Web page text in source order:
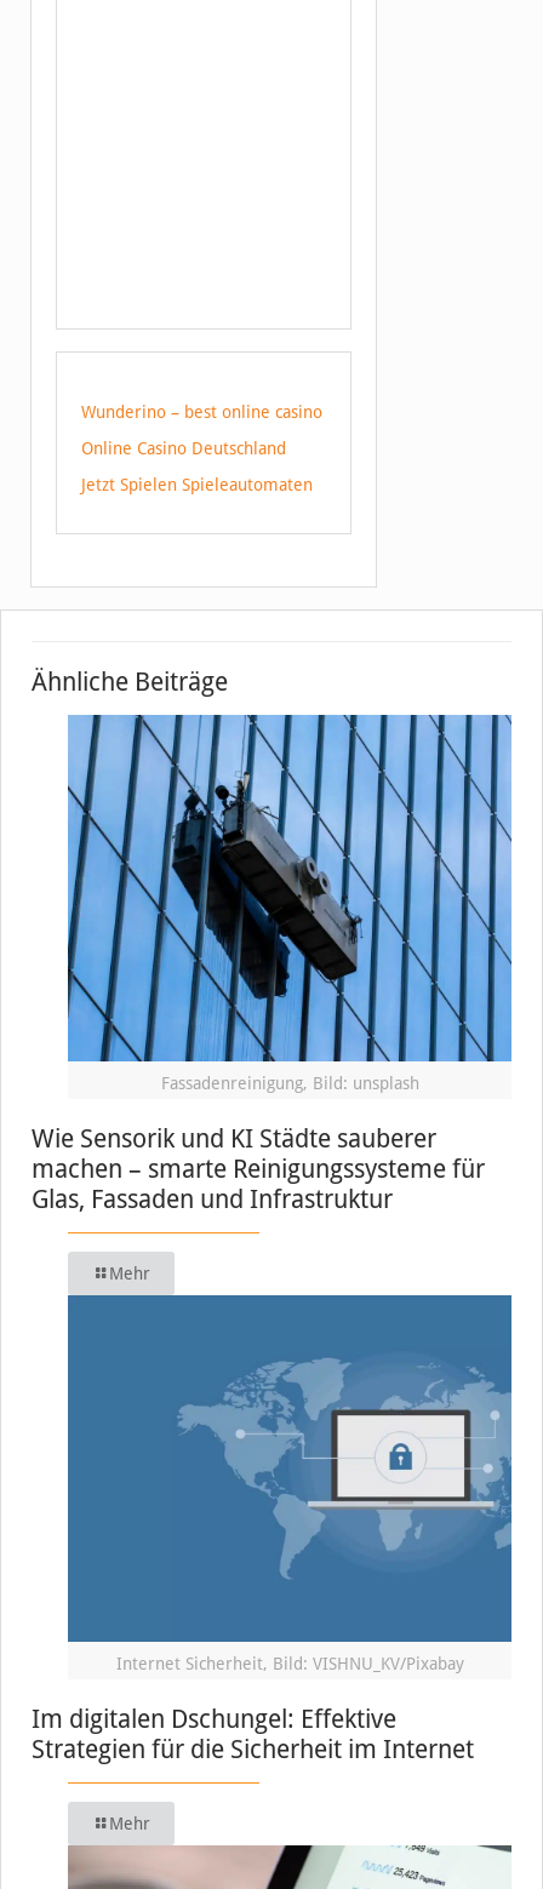
Wunderino – best online casino
Online Casino Deutschland
Jetzt Spielen Spieleautomaten
Ähnliche Beiträge
Fassadenreinigung, Bild: unsplash
Wie Sensorik und KI Städte sauberer
machen – smarte Reinigungssysteme für
Glas, Fassaden und Infrastruktur
Mehr
Internet Sicherheit, Bild: VISHNU_KV/Pixabay
Im digitalen Dschungel: Effektive
Strategien für die Sicherheit im Internet
Mehr